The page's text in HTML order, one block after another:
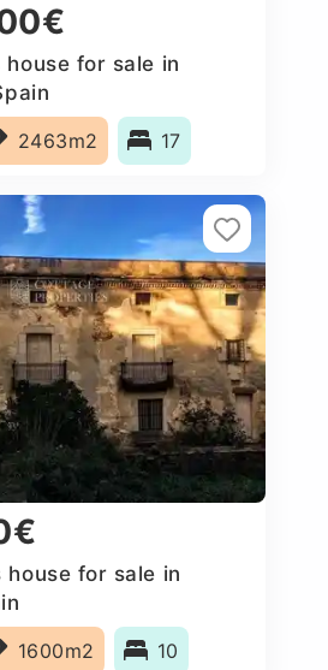
house for sale in
2463m2 17
house for sale in
1600m2 10